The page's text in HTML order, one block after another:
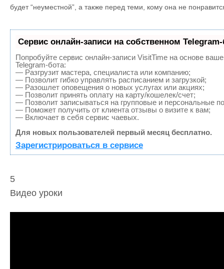
будет “неуместной”, а также перед теми, кому она не
Сервис онлайн-записи на собственном Telegram-
Попробуйте сервис онлайн-записи VisitTime на основе
Telegram-бота:
— Разгрузит мастера, специалиста или компанию;
— Позволит гибко управлять расписанием и загрузкой;
— Разошлет оповещения о новых услугах или акциях;
— Позволит принять оплату на карту/кошелек/счет;
— Позволит записываться на групповые и персональные
— Поможет получить от клиента отзывы о визите к вам;
— Включает в себя сервис чаевых.
Для новых пользователей первый месяц бесплатно.
Зарегистрироваться в сервисе
5
Видео уроки